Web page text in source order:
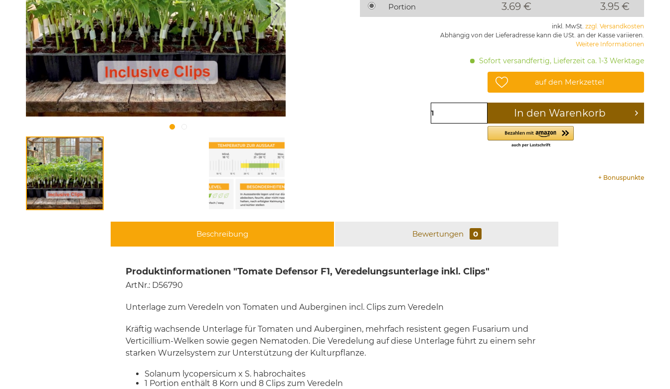
Portion 3.69 € 3.95€
inkl. MwSt. zzgl. Versandkosten
Abhängig von der Lieferadresse kann die USt. an der Kasse variieren.
Weitere Informationen
Sofort versandfertig, Lieferzeit ca. 1-3 Werktage
auf den Merkzettel
In den Warenkorb
+ Bonuspunkte
Beschreibung Bewertungen 0
Produktinformationen "Tomate Defensor F1, Veredelungsunterlage inkl. Clips"
ArtNr.: D56790
Unterlage zum Veredeln von Tomaten und Auberginen incl. Clips zum Veredeln
Kräftig wachsende Unterlage für Tomaten und Auberginen, mehrfach resistent gegen Fusarium und
Verticillium-Welken sowie gegen Nematoden. Die Veredelung auf diese Unterlage führt zu einem sehr
starken Wurzelsystem zur Unterstützung der Kulturpflanze.
Solanum lycopersicum x S. habrochaites
1 Portion enthält 8 Korn und 8 Clips zum Veredeln